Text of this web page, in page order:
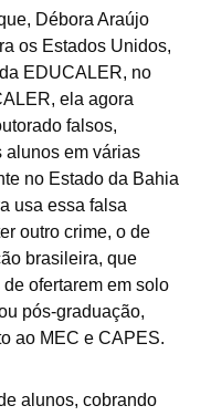
Débora Araújo
os Estados Unidos,
EDUCALER, no
ela agora
falsos,
alunos em várias
no Estado da Bahia
usa essa falsa
outro crime, o de
brasileira, que
ofertarem em solo
pós-graduação,
ao MEC e CAPES.
alunos, cobrando